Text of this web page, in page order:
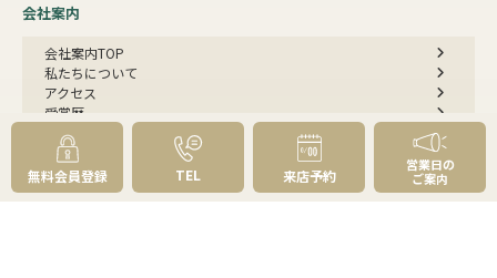
会社案内
会社案内TOP
私たちについて
アクセス
受賞歴
センチュリー21とは
スタッフ紹介
お客様の声
成約事例
無料会員登録 TEL 来店予約
営業日の
ご案内